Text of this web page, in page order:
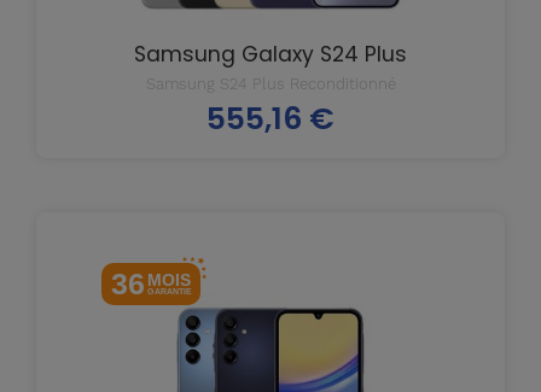
Samsung Galaxy S24 Plus
Samsung S24 Plus Reconditionné
Prix
555,16 €
36 MOIS
GARANTIE